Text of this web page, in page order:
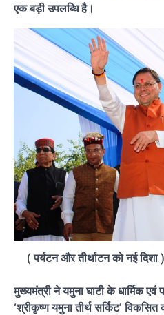
एक बड़ी उपलब्धि है।
( पर्यटन और तीर्थाटन को नई
मुख्यमंत्री ने यमुना घाटी के धार्मिक
‘श्रीकृष्ण यमुना तीर्थ सर्किट’